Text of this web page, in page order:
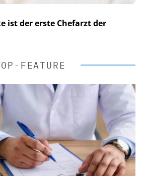
ist der erste Chefarzt der
FEATURE